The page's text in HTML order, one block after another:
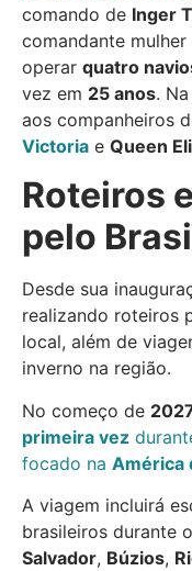
comando de Inger
comandante
operar quatro
vez em 25 anos.
aos companheiros
Victoria e Queen
Roteiros
pelo
Desde sua
realizando roteiros
local, além de
inverno na região.
No começo de
primeira vez
focado na América
A viagem incluirá
brasileiros durante
Salvador, Búzios,